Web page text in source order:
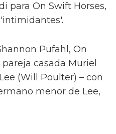
para On Swift Horses,
Pufahl, On
casada Muriel
(Will Poulter) – con
menor de Lee,